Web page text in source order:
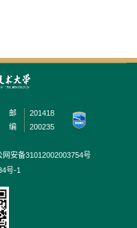
邮
编
201418
200235
网安备31012002003754号
号-1